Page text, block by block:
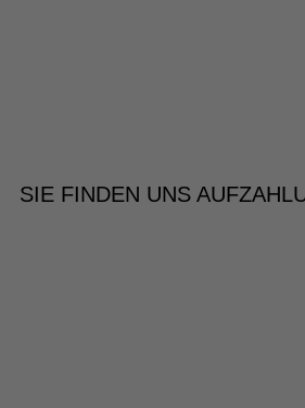
SIE FINDEN UNS AUF